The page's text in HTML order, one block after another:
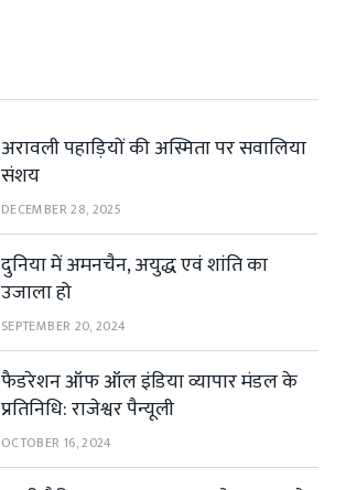
अरावली पहाड़ियों की अस्मिता पर सवालिया
संशय
DECEMBER 28, 2025
दुनिया में अमनचैन, अयुद्ध एवं शांति का
उजाला हो
SEPTEMBER 20, 2024
फैडरेशन ऑफ ऑल इंडिया व्यापार मंडल के
प्रतिनिधि: राजेश्वर पैन्यूली
OCTOBER 16, 2024